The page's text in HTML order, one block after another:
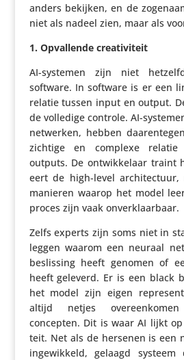
anders bekijken, en de
niet als nadeel zien, maar als
1. Opval­lende creativiteit
AI-systemen zijn niet
software. In software is er een
relatie tussen input en output.
de volledige controle. AI-
netwerken, hebben
zich­tige en complexe
outputs. De ontwik­ke­laar traint
eert de high-level
manieren waarop het model
proces zijn vaak onverklaarbaar.
Zelfs experts zijn soms niet in
leggen waarom een neuraal
beslis­sing heeft genomen of
heeft geleverd. Er is een black
het model zijn eigen
altijd netjes
concepten. Dit is waar AI lijkt
teit. Net als de hersenen is een
inge­wik­keld, gelaagd